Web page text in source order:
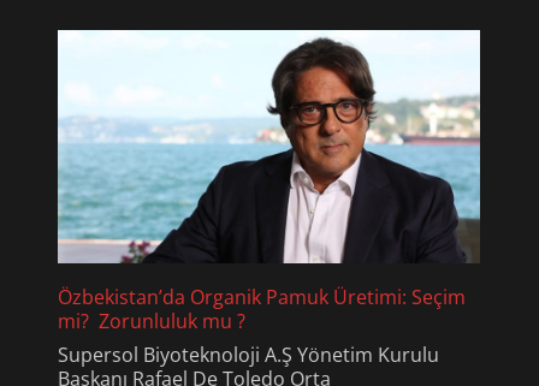
Özbekistan’da Organik Pamuk Üretimi: Seçim
mi? Zorunluluk mu ?
Supersol Biyoteknoloji A.Ş Yönetim Kurulu
Başkanı Rafael De Toledo Orta